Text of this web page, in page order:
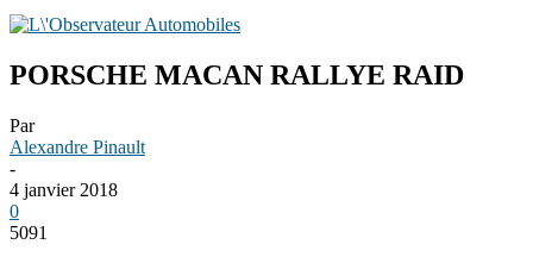
PORSCHE MACAN RALLYE RAID
Par
Alexandre Pinault
-
4 janvier 2018
0
5091